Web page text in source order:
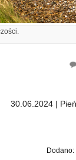
30.06.2024 |